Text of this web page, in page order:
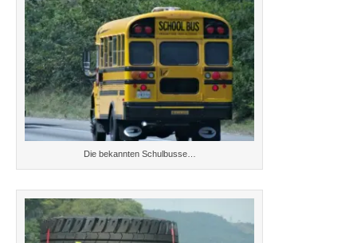
Die bekannten Schulbusse…